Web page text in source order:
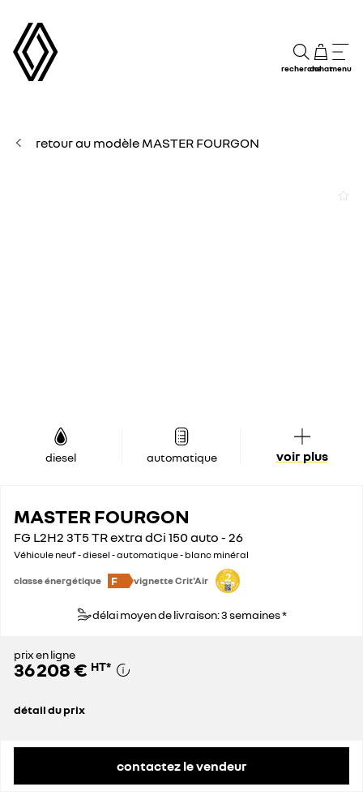
rechercheachatmenu
retour au modèle MASTER FOURGON
diesel automatique voir plus
MASTER FOURGON
FG L2H2 3T5 TR extra dCi 150 auto - 26
Véhicule neuf - diesel - automatique - blanc minéral
classe énergétique F vignette Crit'Air
délai moyen de livraison: 3 semaines *
prix en ligne
36 208 € HT*
détail du prix
contactez le vendeur